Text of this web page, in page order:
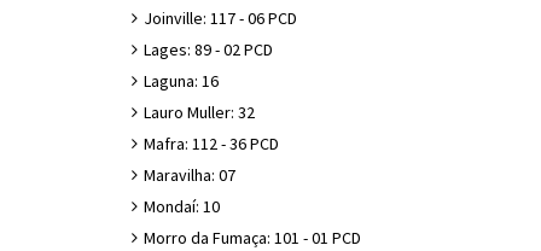
Joinville: 117 - 06 PCD
Lages: 89 - 02 PCD
Laguna: 16
Lauro Muller: 32
Mafra: 112 - 36 PCD
Maravilha: 07
Mondaí: 10
Morro da Fumaça: 101 - 01 PCD